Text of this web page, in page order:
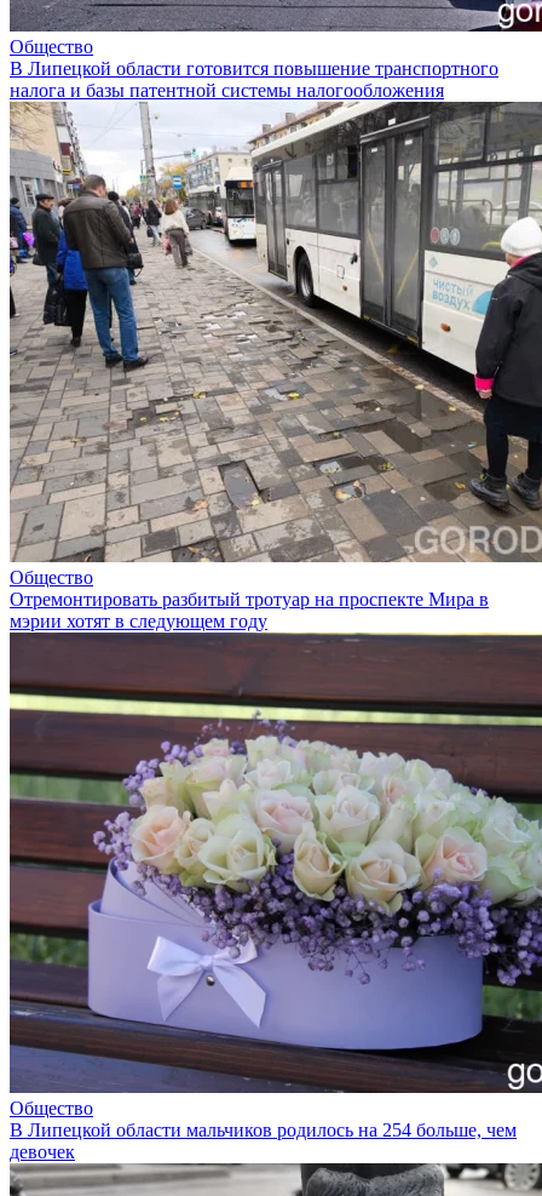
Общество
В Липецкой области готовится повышение транспортного
налога и базы патентной системы налогообложения
Общество
Отремонтировать разбитый тротуар на проспекте Мира в
мэрии хотят в следующем году
Общество
В Липецкой области мальчиков родилось на 254 больше, чем
девочек